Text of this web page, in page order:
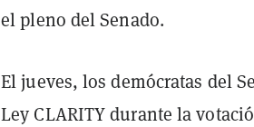
el pleno del Senado.
El jueves, los demócratas del
Ley CLARITY durante la